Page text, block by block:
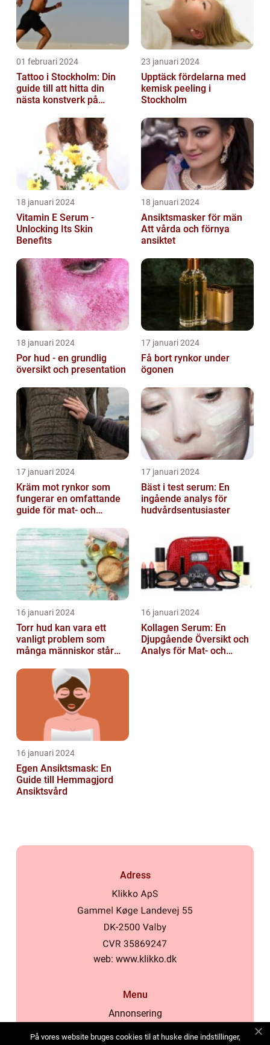
01 februari 2024
Tattoo i Stockholm: Din
guide till att hitta din
nästa konstverk på
23 januari 2024
Upptäck fördelarna med
kemisk peeling i
Stockholm
18 januari 2024
Vitamin E Serum -
Unlocking Its Skin
Benefits
18 januari 2024
Ansiktsmasker för män
Att vårda och förnya
ansiktet
18 januari 2024
Por hud - en grundlig
översikt och presentation
17 januari 2024
Få bort rynkor under
ögonen
17 januari 2024
Kräm mot rynkor som
fungerar en omfattande
guide för mat- och
17 januari 2024
Bäst i test serum: En
ingående analys för
hudvårdsentusiaster
16 januari 2024
Torr hud kan vara ett
vanligt problem som
många människor står
16 januari 2024
Kollagen Serum: En
Djupgående Översikt och
Analys för Mat- och
16 januari 2024
Egen Ansiktsmask: En
Guide till Hemmagjord
Ansiktsvård
Adress
web: www.klikko.dk
Menu
Annonsering
På vores website bruges cookies til at huske dine indstillinger,